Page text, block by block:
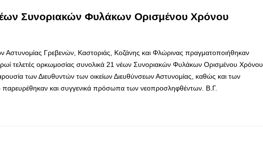
Συνοριακών Φυλάκων Ορισμένου Χρόνου
Αστυνομίας Γρεβενών, Καστοριάς, Κοζάνης και Φλώρινας πραγματοποιήθηκαν
τελετές ορκωμοσίας συνολικά 21 νέων Συνοριακών Φυλάκων Ορισμένου Χρόνου.
των Διευθυντών των οικείων Διευθύνσεων Αστυνομίας, καθώς και των
και συγγενικά πρόσωπα των νεοπροσληφθέντων. Β.Γ.